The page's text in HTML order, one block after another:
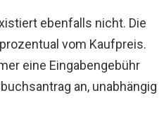
ebenfalls nicht. Die
vom Kaufpreis.
eine Eingabengebühr
an, unabhängig